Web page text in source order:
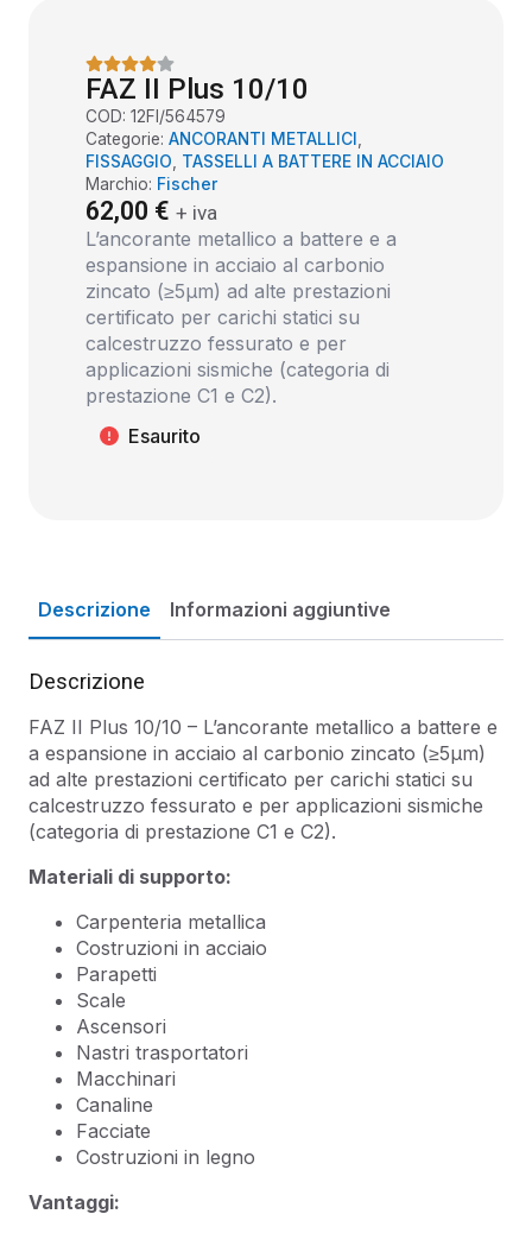
FAZ II Plus 10/10
COD: 12FI/564579
Categorie: ANCORANTI METALLICI
FISSAGGIO
TASSELLI A BATTERE IN ACCIAIO
Marchio: Fischer
62,00 € + iva
L’ancorante metallico a battere e a
espansione in acciaio al carbonio
zincato (≥5µm) ad alte prestazioni
certificato per carichi statici su
calcestruzzo fessurato e per
applicazioni sismiche (categoria di
prestazione C1 e C2).
Esaurito
Descrizione Informazioni aggiuntive
Descrizione
FAZ II Plus 10/10 – L’ancorante metallico a battere e
a espansione in acciaio al carbonio zincato (≥5µm)
ad alte prestazioni certificato per carichi statici su
calcestruzzo fessurato e per applicazioni sismiche
(categoria di prestazione C1 e C2).
Materiali di supporto:
Carpenteria metallica
Costruzioni in acciaio
Parapetti
Scale
Ascensori
Nastri trasportatori
Macchinari
Canaline
Facciate
Costruzioni in legno
Vantaggi: